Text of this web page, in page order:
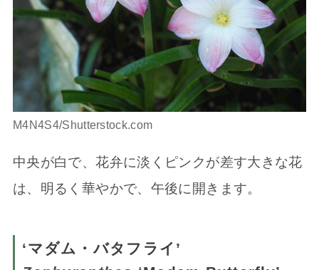
M4N4S4/Shutterstock.com
中央が白で、花弁に淡くピンクが差す大きな花
は、明るく華やかで、午後に開きます。
‘マダム・バタフライ’